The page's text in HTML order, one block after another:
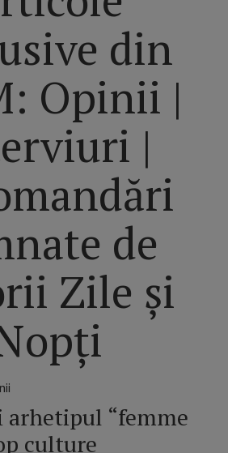
din
Opinii |
|
de
Zile și
arhetipul “femme
culture